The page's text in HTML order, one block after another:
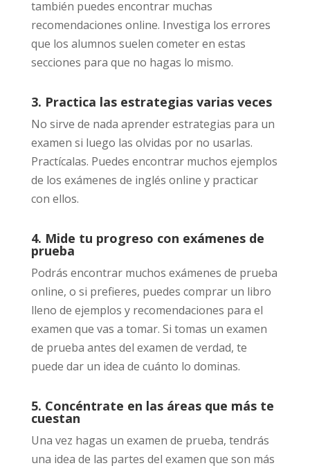
también puedes encontrar muchas
recomendaciones online. Investiga los errores
que los alumnos suelen cometer en estas
secciones para que no hagas lo mismo.
3. Practica las estrategias varias veces
No sirve de nada aprender estrategias para un
examen si luego las olvidas por no usarlas.
Practícalas. Puedes encontrar muchos ejemplos
de los exámenes de inglés online y practicar
con ellos.
4. Mide tu progreso con exámenes de
prueba
Podrás encontrar muchos exámenes de prueba
online, o si prefieres, puedes comprar un libro
lleno de ejemplos y recomendaciones para el
examen que vas a tomar. Si tomas un examen
de prueba antes del examen de verdad, te
puede dar un idea de cuánto lo dominas.
5. Concéntrate en las áreas que más te
cuestan
Una vez hagas un examen de prueba, tendrás
una idea de las partes del examen que son más